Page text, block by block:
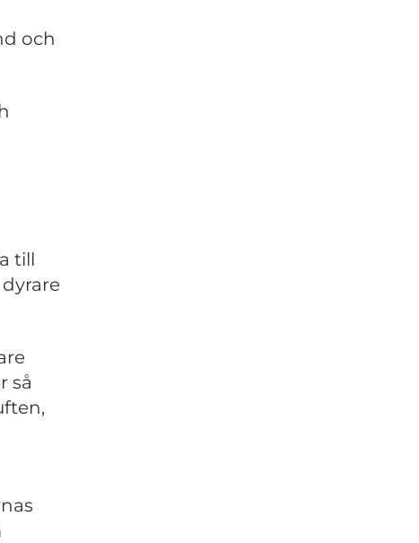
och
till
så